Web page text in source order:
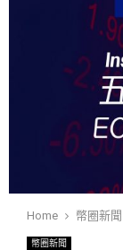
Home 幣圈新聞
幣圈新聞